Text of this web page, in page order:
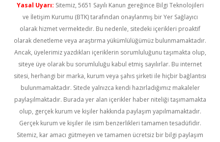
Yasal Uyarı: Sitemiz, 5651 Sayılı Kanun gereğince Bilgi Teknolojileri
ve İletişim Kurumu (BTK) tarafından onaylanmış bir Yer Sağlayıcı
olarak hizmet vermektedir. Bu nedenle, sitedeki içerikleri proaktif
olarak denetleme veya araştırma yükümlülüğümüz bulunmamaktadır.
Ancak, üyelerimiz yazdıkları içeriklerin sorumluluğunu taşımakta olup,
siteye üye olarak bu sorumluluğu kabul etmiş sayılırlar. Bu internet
sitesi, herhangi bir marka, kurum veya şahıs şirketi ile hiçbir bağlantısı
bulunmamaktadır. Sitede yalnızca kendi hazırladığımız makaleler
paylaşılmaktadır. Burada yer alan içerikler haber niteliği taşımamakta
olup, gerçek kurum ve kişiler hakkında paylaşım yapılmamaktadır.
Gerçek kurum ve kişiler ile isim benzerlikleri tamamen tesadüfidir.
Sitemiz, kar amacı gütmeyen ve tamamen ücretsiz bir bilgi paylaşım